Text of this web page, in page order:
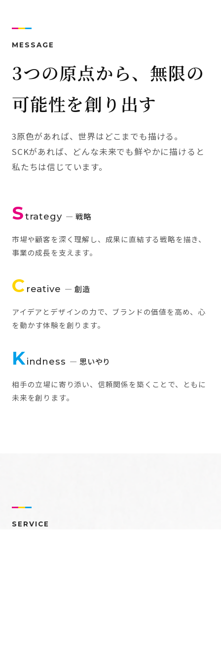
MESSAGE
3つの原点から、無限の
可能性を創り出す
3原色があれば、世界はどこまでも描ける。
SCKがあれば、どんな未来でも鮮やかに描けると
私たちは信じています。
Strategy — 戦略
市場や顧客を深く理解し、成果に直結する戦略を描き、
事業の成長を支えます。
C reative — 創造
アイデアとデザインの力で、ブランドの価値を高め、心
を動かす体験を創ります。
Kindness — 思いやり
相手の立場に寄り添い、信頼関係を築くことで、ともに
未来を創ります。
SERVICE